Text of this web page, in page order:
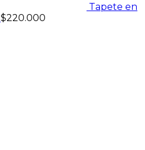
Tapete en
$220.000